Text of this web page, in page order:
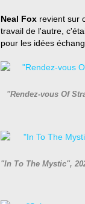
Neal Fox revient sur
travail de l'autre,
pour les idées
"Rendez-vous Of
"In To The Mystic",